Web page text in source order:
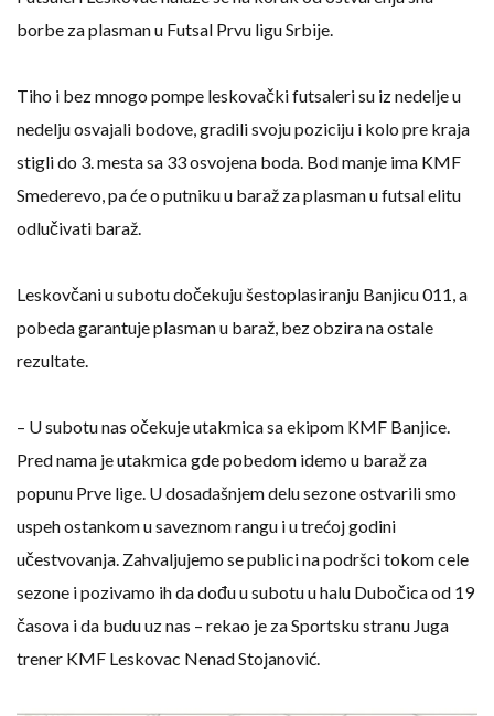
borbe za plasman u Futsal Prvu ligu Srbije.
Tiho i bez mnogo pompe leskovački futsaleri su iz nedelje u
nedelju osvajali bodove, gradili svoju poziciju i kolo pre kraja
stigli do 3. mesta sa 33 osvojena boda. Bod manje ima KMF
Smederevo, pa će o putniku u baraž za plasman u futsal elitu
odlučivati baraž.
Leskovčani u subotu dočekuju šestoplasiranju Banjicu 011, a
pobeda garantuje plasman u baraž, bez obzira na ostale
rezultate.
– U subotu nas očekuje utakmica sa ekipom KMF Banjice.
Pred nama je utakmica gde pobedom idemo u baraž za
popunu Prve lige. U dosadašnjem delu sezone ostvarili smo
uspeh ostankom u saveznom rangu i u trećoj godini
učestvovanja. Zahvaljujemo se publici na podršci tokom cele
sezone i pozivamo ih da dođu u subotu u halu Dubočica od 19
časova i da budu uz nas – rekao je za Sportsku stranu Juga
trener KMF Leskovac Nenad Stojanović.